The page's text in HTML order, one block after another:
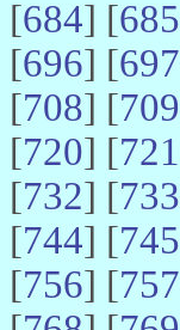
[684] [685
[696] [697
[708] [709
[720] [721
[732] [733
[744] [745
[756] [757